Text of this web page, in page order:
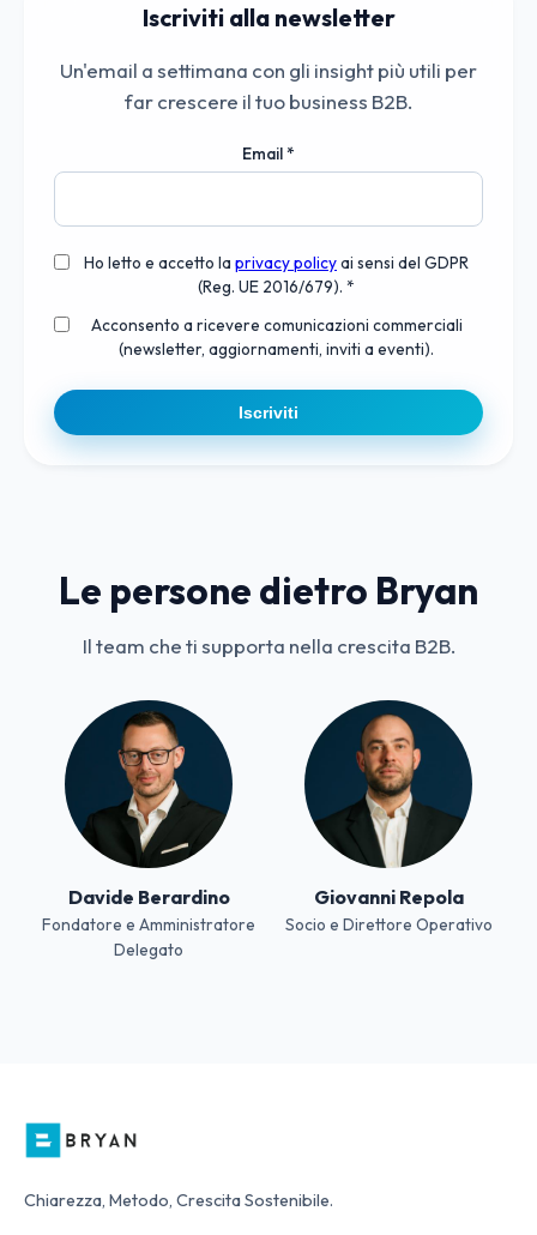
Iscriviti alla newsletter
Un'email a settimana con gli insight più utili per
far crescere il tuo business B2B.
Email*
Ho letto e accetto la privacy policyai sensi del GDPR
(Reg. UE 2016/679). *
Acconsento a ricevere comunicazioni commerciali
(newsletter, aggiornamenti, inviti a eventi).
Iscriviti
Le persone dietro Bryan
Il team che ti supporta nella crescita B2B.
Davide Berardino
Fondatore e Amministratore
Delegato
Giovanni Repola
Socio e Direttore Operativo
Chiarezza, Metodo, Crescita Sostenibile.